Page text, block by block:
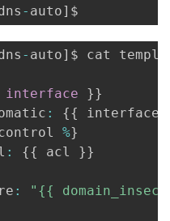
- auto]
- auto] $ cat
interface }}
: {{
%}
: {{ acl }}
: "{{